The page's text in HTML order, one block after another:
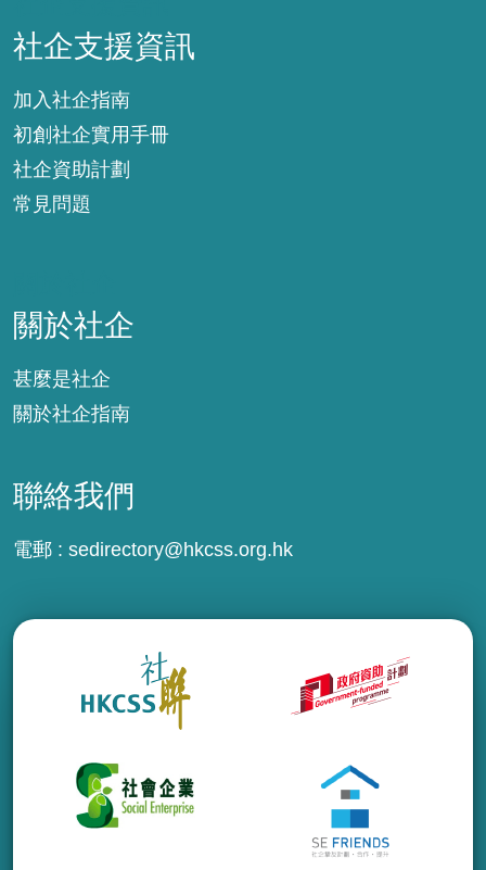
社企支援資訊
加入社企指南
初創社企實用手冊
社企資助計劃
常見問題
關於社企
甚麼是社企
關於社企指南
聯絡我們
電郵 : sedirectory@hkcss.org.hk